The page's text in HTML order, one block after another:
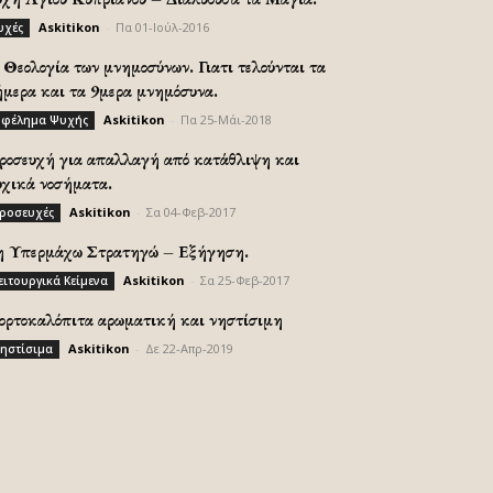
Askitikon Πα 01-Ιούλ-2016
των μνημοσύνων. Γιατι τελούνται τα
και τα 9μερα μνημόσυνα.
Ψυχής Askitikon Πα 25-Μάι-2018
για απαλλαγή από κατάθλιψη και
νοσήματα.
Askitikon Σα 04-Φεβ-2017
Υπερμάχω Στρατηγώ – Εξήγηση.
Κείμενα Askitikon Σα 25-Φεβ-2017
αρωματική και νηστίσιμη
Askitikon Δε 22-Απρ-2019